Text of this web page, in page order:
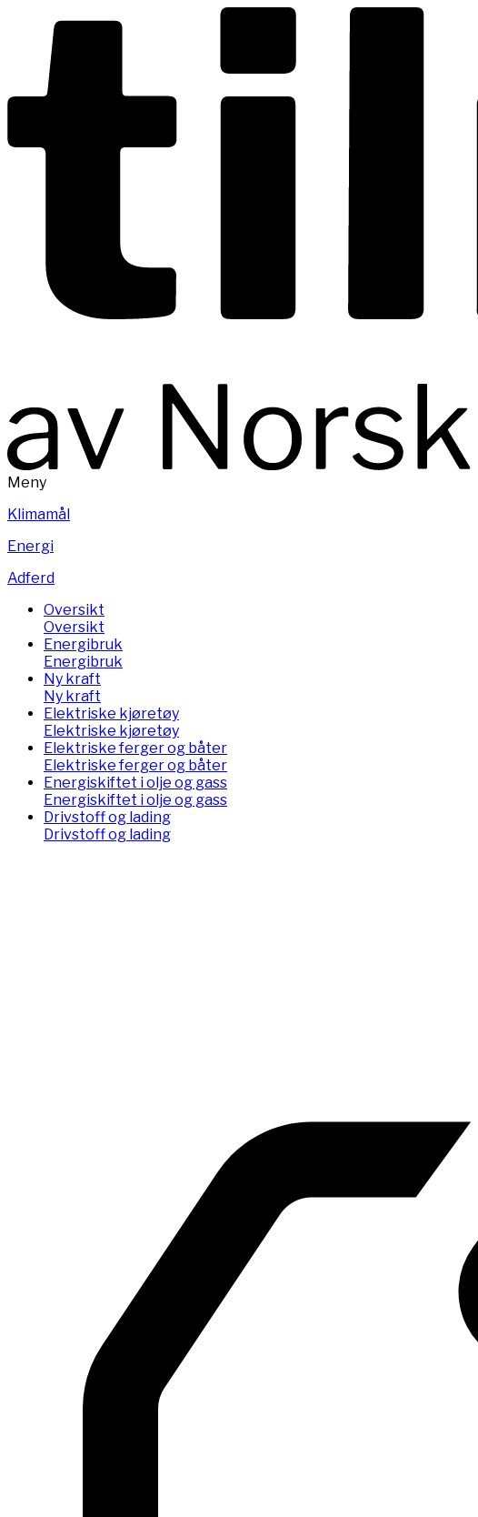
Meny
Klimamål
Energi
Adferd
Oversikt
Oversikt
Energibruk
Energibruk
Ny kraft
Ny kraft
Elektriske kjøretøy
Elektriske kjøretøy
Elektriske ferger og båter
Elektriske ferger og båter
Energiskiftet i olje og gass
Energiskiftet i olje og gass
Drivstoff og lading
Drivstoff og lading